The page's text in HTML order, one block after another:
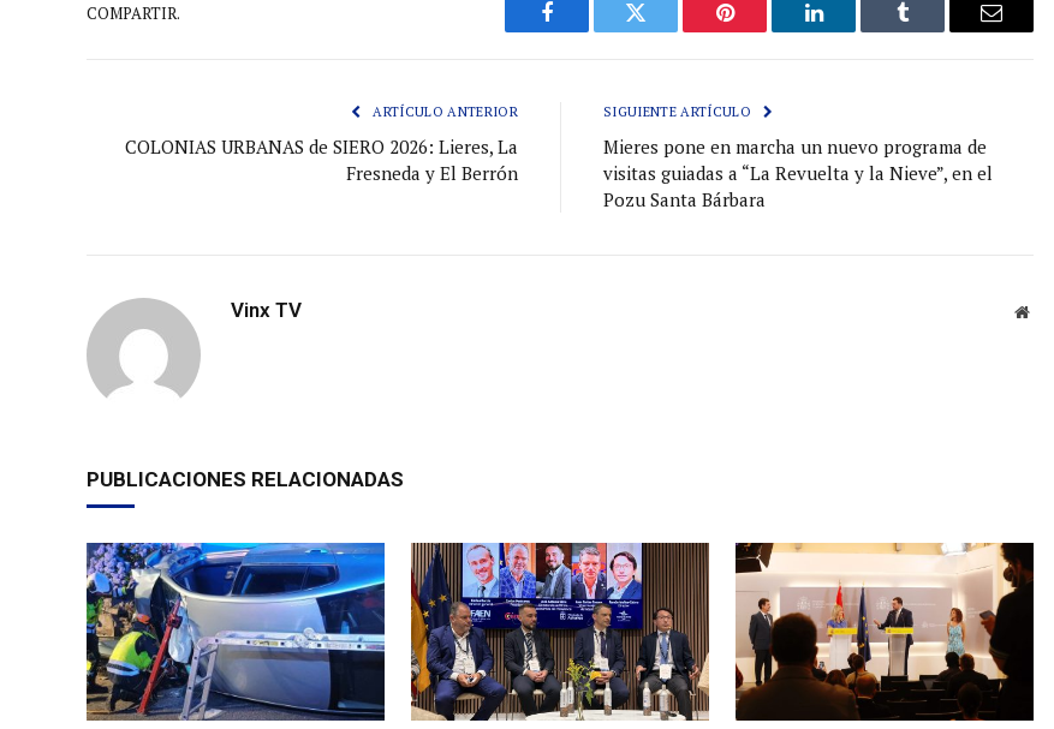
COMPARTIR.
Facebook Gorjeo Pinterest LinkedIn Tumblr
Correo
ARTÍCULO ANTERIOR
COLONIAS URBANAS de SIERO 2026: Lieres, La
Fresneda y El Berrón
SIGUIENTE ARTÍCULO
Mieres pone en marcha un nuevo programa de
visitas guiadas a “La Revuelta y la Nieve”, en el
Pozu Santa Bárbara
Vinx TV
Sitio
PUBLICACIONES RELACIONADAS